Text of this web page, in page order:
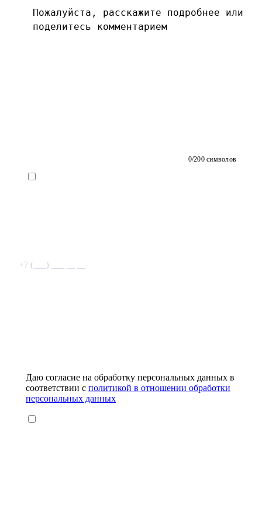
+7 (___) ___ __ __
0/200 символов
Даю согласие на обработку персональных данных в
соответствии с политикой в отношении обработки
персональных данных